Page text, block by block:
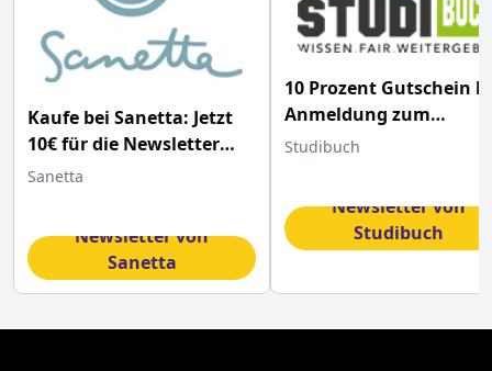
Kaufe bei Sanetta: Jetzt
10€ für die Newsletter
Anmeldung sparen
Sanetta
Newsletter von
Sanetta
anmelden
10 Prozent Gutschein
Anmeldung zum
Newsletter bei
Studibuch
Newsletter von
Studibuch